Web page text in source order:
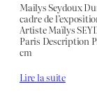
Mailys Seydoux
cadre de
Artiste Maïlys
Paris Description
cm
Lire la suite